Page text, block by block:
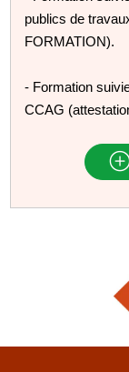
publics de
FORMATION).
- Formation
CCAG